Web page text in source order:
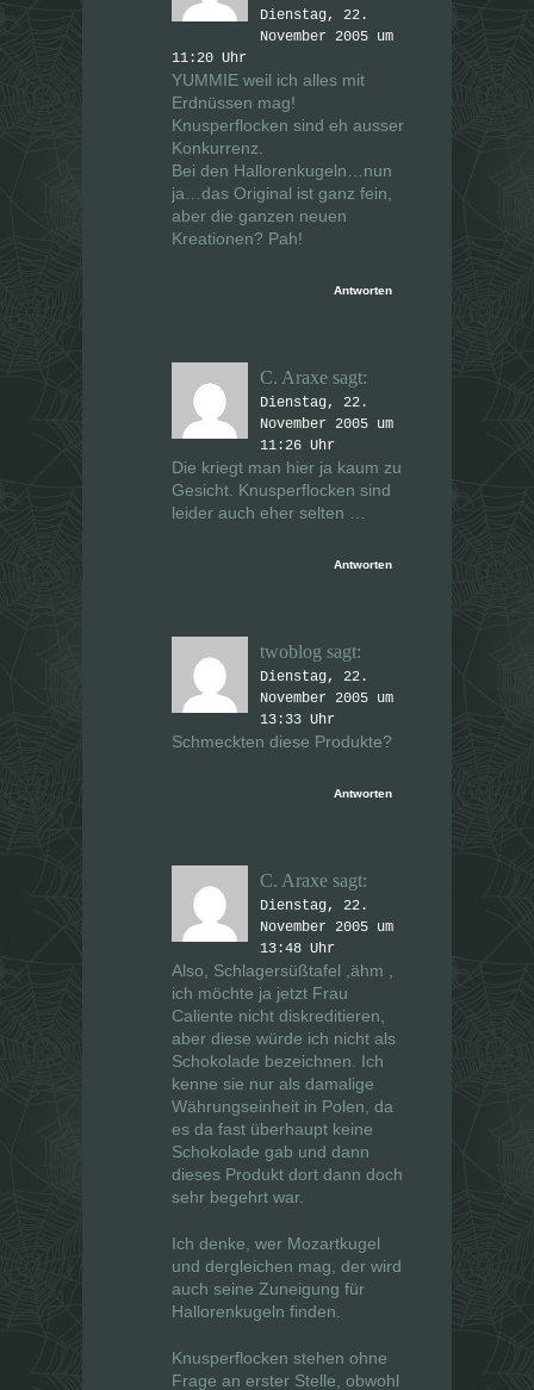
Dienstag, 22.
November 2005 um
11:20 Uhr
YUMMIE weil ich alles mit
Erdnüssen mag!
Knusperflocken sind eh ausser
Konkurrenz.
Bei den Hallorenkugeln…nun
ja…das Original ist ganz fein,
aber die ganzen neuen
Kreationen? Pah!
Antworten
C. Araxe sagt:
Dienstag, 22.
November 2005 um
11:26 Uhr
Die kriegt man hier ja kaum zu
Gesicht. Knusperflocken sind
leider auch eher selten …
Antworten
twoblog sagt:
Dienstag, 22.
November 2005 um
13:33 Uhr
Schmeckten diese Produkte?
Antworten
C. Araxe sagt:
Dienstag, 22.
November 2005 um
13:48 Uhr
Also, Schlagersüßtafel ,ähm ,
ich möchte ja jetzt Frau
Caliente nicht diskreditieren,
aber diese würde ich nicht als
Schokolade bezeichnen. Ich
kenne sie nur als damalige
Währungseinheit in Polen, da
es da fast überhaupt keine
Schokolade gab und dann
dieses Produkt dort dann doch
sehr begehrt war.
Ich denke, wer Mozartkugel
und dergleichen mag, der wird
auch seine Zuneigung für
Hallorenkugeln finden.
Knusperflocken stehen ohne
Frage an erster Stelle, obwohl